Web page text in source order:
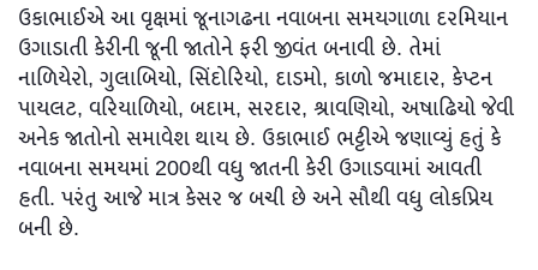
ઉકાભાઈએ આ વૃક્ષમાં જૂનાગઢના નવાબના સમયગાળા દરમિયાન
ઉગાડાતી કેરીની જૂની જાતોને ફરી જીવંત બનાવી છે. તેમાં
નાળિયેરો, ગુલાબિયો, સિંદોરિયો, દાડમો, કાળો જમાદાર, કેપ્ટન
પાયલટ, વરિયાળિયો, બદામ, સરદાર, શ્રાવણિયો, અષાઢિયો જેવી
અનેક જાતોનો સમાવેશ થાય છે. ઉકાભાઈ ભટ્ટીએ જણાવ્યું હતું કે
નવાબના સમયમાં 200થી વધુ જાતની કેરી ઉગાડવામાં આવતી
હતી. પરંતુ આજે માત્ર કેસર જ બચી છે અને સૌથી વધુ લોકપ્રિય
બની છે.